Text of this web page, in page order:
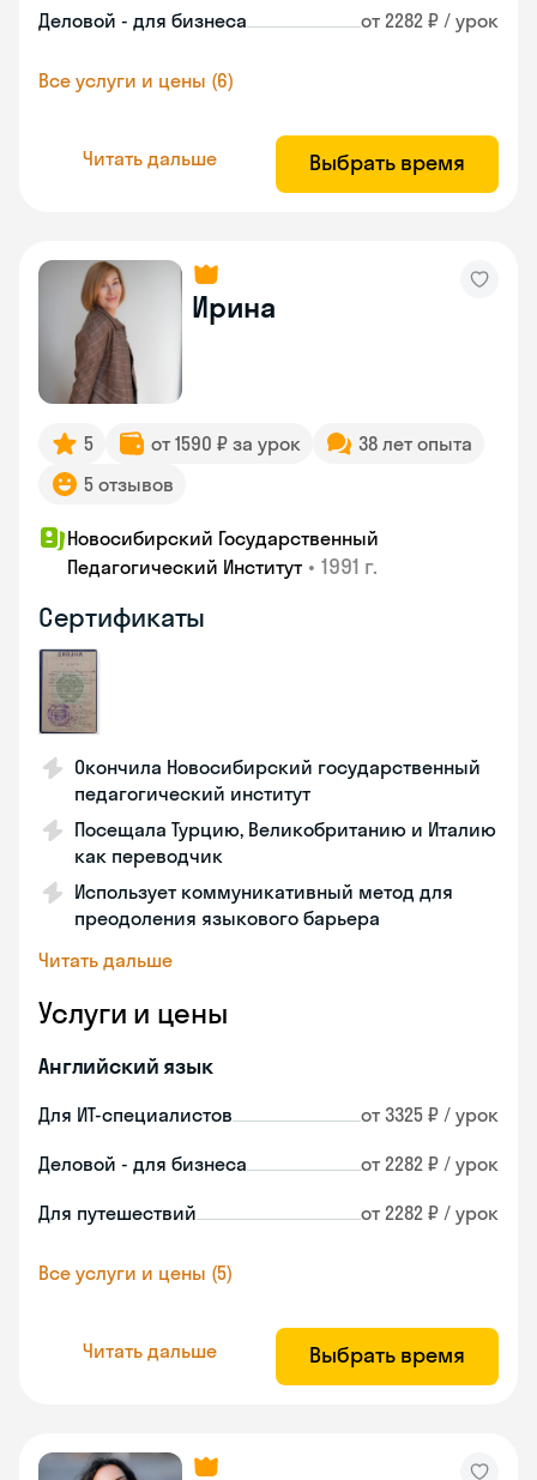
Деловой - для бизнеса от 2282 ₽ / урок
Все услуги и цены (6)
Читать дальше Выбрать время
Ирина
5 от 1590 ₽ за урок
38 лет опыта
5 отзывов
Новосибирский Государственный
Педагогический Институт • 1991 г.
Сертификаты
Окончила Новосибирский государственный
педагогический институт
Посещала Турцию, Великобританию и Италию
как переводчик
Использует коммуникативный метод для
преодоления языкового барьера
Читать дальше
Услуги и цены
Английский язык
Для ИТ-специалистов от 3325 ₽ / урок
Деловой - для бизнеса от 2282 ₽ / урок
Для путешествий от 2282 ₽ / урок
Все услуги и цены (5)
Читать дальше Выбрать время